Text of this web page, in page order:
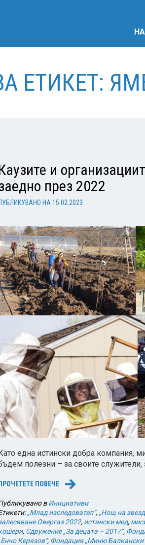
ЕТИКЕТ:
и
през 2022
НА 15.02.2023
една истински добра компания,
полезни – за своите служители,
ПРОЧЕТЕТЕ ПОВЕЧЕ →
вИнициативи
„Млад изследовател“, „Нощ на
Овергаз 2022, истински мед,
, Сдружение „За децата – 2017“,
Керязов“, Фондация „Миню